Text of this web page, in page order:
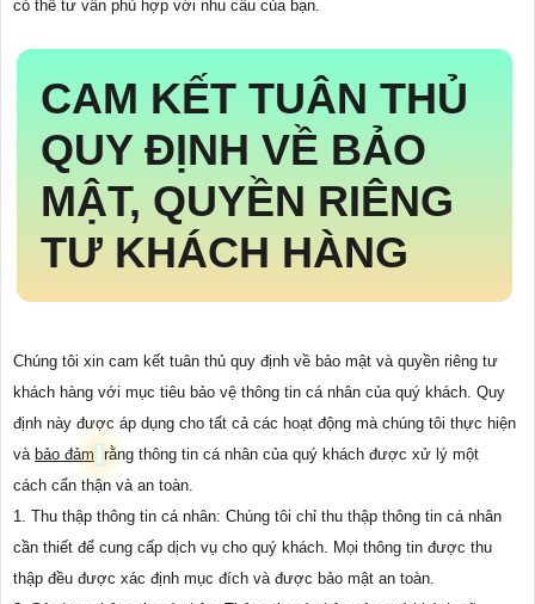
có thể tư vấn phù hợp với nhu cầu của bạn.
CAM KẾT TUÂN THỦ
QUY ĐỊNH VỀ BẢO
MẬT, QUYỀN RIÊNG
TƯ KHÁCH HÀNG
Chúng tôi xin cam kết tuân thủ quy định về bảo mật và quyền riêng tư
khách hàng với mục tiêu bảo vệ thông tin cá nhân của quý khách. Quy
định này được áp dụng cho tất cả các hoạt động mà chúng tôi thực hiện
và bảo đảm rằng thông tin cá nhân của quý khách được xử lý một
cách cẩn thận và an toàn.
1. Thu thập thông tin cá nhân: Chúng tôi chỉ thu thập thông tin cá nhân
cần thiết để cung cấp dịch vụ cho quý khách. Mọi thông tin được thu
thập đều được xác định mục đích và được bảo mật an toàn.